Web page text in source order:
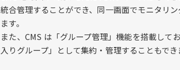
統合管理することができ、同一画面でモニタリ
ます。
また、CMS は「グループ管理」機能を搭載して
入りグループ」として集約・管理することもでき